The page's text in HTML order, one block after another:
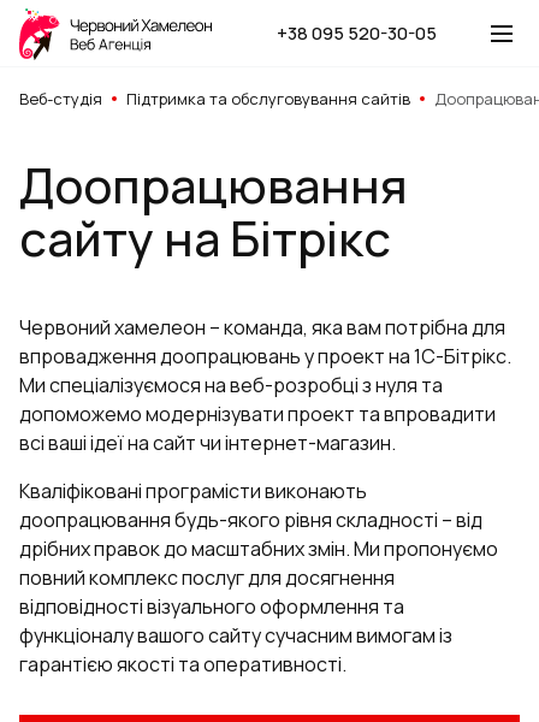
+38 095 520-30-05
Веб-студія Підтримка та обслуговування сайтів
Доопрацювання
сайту на Бітрікс
Червоний хамелеон – команда, яка вам потрібна для
впровадження доопрацювань у проект на 1С-Бітрікс.
Ми спеціалізуємося на веб-розробці з нуля та
допоможемо модернізувати проект та впровадити
всі ваші ідеї на сайт чи інтернет-магазин.
Кваліфіковані програмісти виконають
доопрацювання будь-якого рівня складності – від
дрібних правок до масштабних змін. Ми пропонуємо
повний комплекс послуг для досягнення
відповідності візуального оформлення та
функціоналу вашого сайту сучасним вимогам із
гарантією якості та оперативності.